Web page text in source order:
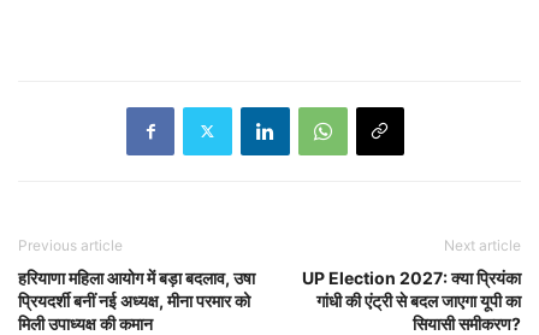
Previous article
हरियाणा महिला आयोग में बड़ा बदलाव, उषा
प्रियदर्शी बनीं नई अध्यक्ष, मीना परमार को
मिली उपाध्यक्ष की कमान
Next article
UP Election 2027: क्या प्रियंका
गांधी की एंट्री से बदल जाएगा यूपी का
सियासी समीकरण?